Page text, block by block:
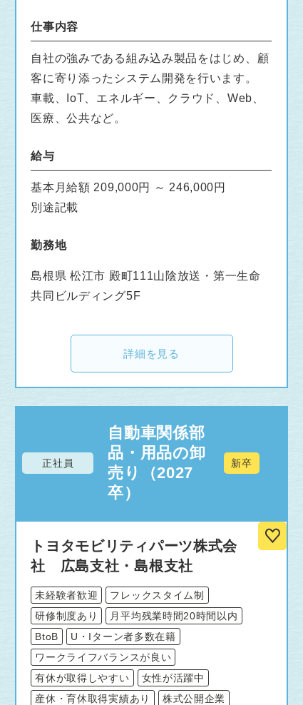
います。
一緒に地域を盛り上げましょう！
仕事内容
自社の強みである組み込み製品をはじめ、顧
客に寄り添ったシステム開発を行います。
車載、IoT、エネルギー、クラウド、Web、
医療、公共など。
給与
基本月給額 209,000円 ～ 246,000円
別途記載
勤務地
島根県 松江市 殿町111山陰放送・第一生命
共同ビルディング5F
詳細を見る
正社員
自動車関係部
品・用品の卸
売り（2027
卒）
新卒
トヨタモビリティパーツ株式会
社 広島支社・島根支社
未経験者歓迎
フレックスタイム制
研修制度あり
月平均残業時間20時間以内
BtoB
U・Iターン者多数在籍
ワークライフバランスが良い
有休が取得しやすい
女性が活躍中
産休・育休取得実績あり
株式公開企業